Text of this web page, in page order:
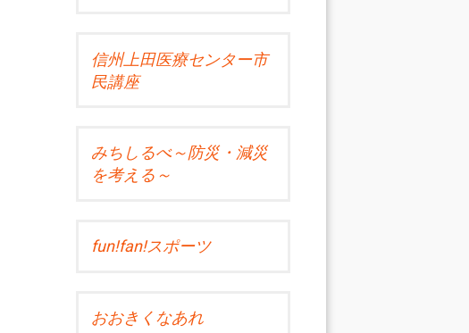
信州上田医療センター市
民講座
みちしるべ～防災・減災
を考える～
fun!fan!スポーツ
おおきくなあれ